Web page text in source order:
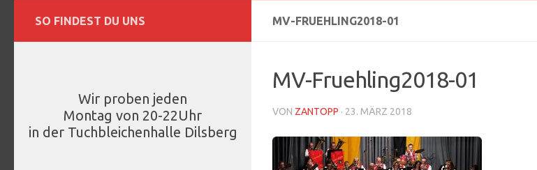
MV-FRUEHLING2018-01
MV-Fruehling2018-01
VON ZANTOPP · 23. MÄRZ 2018
SO FINDEST DU UNS
Wir proben jeden
Montag von 20-22Uhr
in der Tuchbleichenhalle Dilsberg